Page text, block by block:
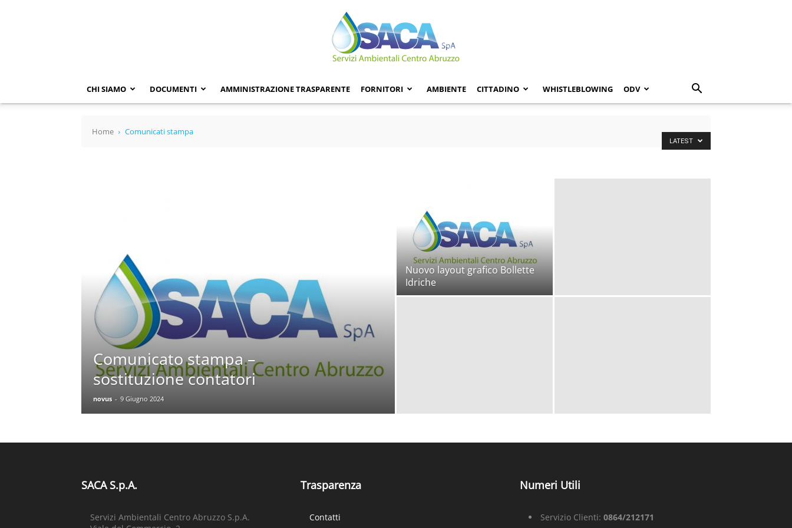
CHI SIAMO DOCUMENTI AMMINISTRAZIONE TRASPARENTE FORNITORI AMBIENTE CITTADINO WHISTLEBLOWING ODV
Home Comunicati stampa
LATEST
Comunicato stampa –
sostituzione contatori
novus - 9 Giugno 2024
Nuovo layout grafico Bollette
Idriche
SACA S.p.A.
Servizi Ambientali Centro Abruzzo S.p.A.
Trasparenza
Contatti
Numeri Utili
Servizio Clienti: 0864/212171